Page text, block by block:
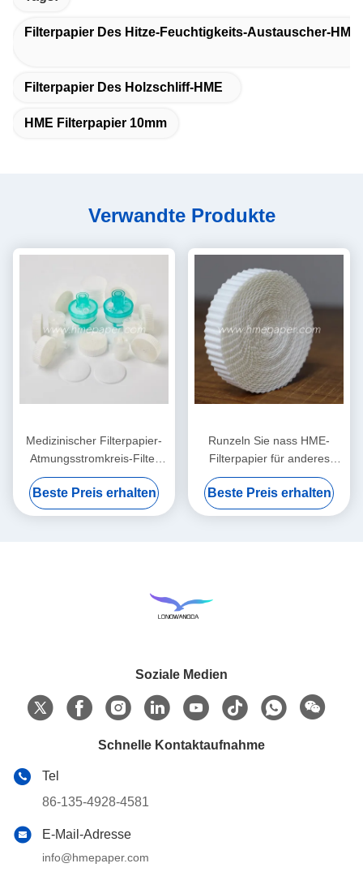
Filterpapier Des Hitze-Feuchtigkeits-Austauscher-HME
Filterpapier Des Holzschliff-HME
HME Filterpapier 10mm
Verwandte Produkte
Medizinischer Filterpapier-
Atmungsstromkreis-Filter
HMEF HME runzelte
Filterpapier
Beste Preis erhalten
Runzeln Sie nass HME-
Filterpapier für anderes
medizinisches Comsumables
Beste Preis erhalten
Soziale Medien
Schnelle Kontaktaufnahme
Tel
86-135-4928-4581
E-Mail-Adresse
info@hmepaper.com